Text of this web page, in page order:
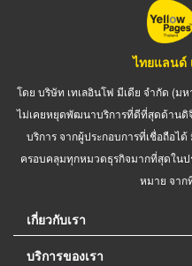
ไทยแลนด์
โดย บริษัท เทเลอินโฟ มีเดีย จำกัด (ม
ไม่เคยหยุดพัฒนาบริการที่ดีที่สุดด้านดิ
บริการ จากผู้ประกอบการที่เชื่อถือไ
ครอบคลุมทุกหมวดธุรกิจมากที่สุดในป
หมาย จา
เกี่ยวกับเรา
บริการของเรา